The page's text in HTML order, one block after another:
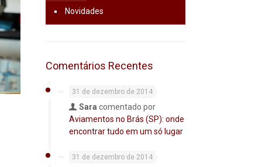
Novidades
Comentários Recentes
31 de dezembro de 2014
Sara comentado por
Aviamentos no Brás (SP): onde
encontrar tudo em um só lugar
31 de dezembro de 2014